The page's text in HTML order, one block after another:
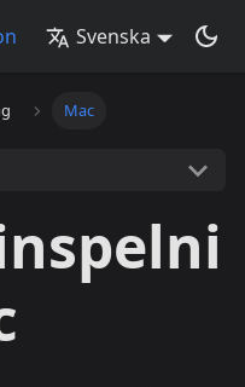
Svenska
Mac